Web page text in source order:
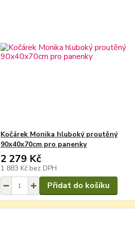
Kočárek Monika hluboký proutěný
90x40x70cm pro panenky
2 279 Kč
1 883 Kč bez DPH
Přidat do košíku